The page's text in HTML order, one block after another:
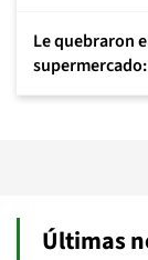
Le quebraron
Últimas